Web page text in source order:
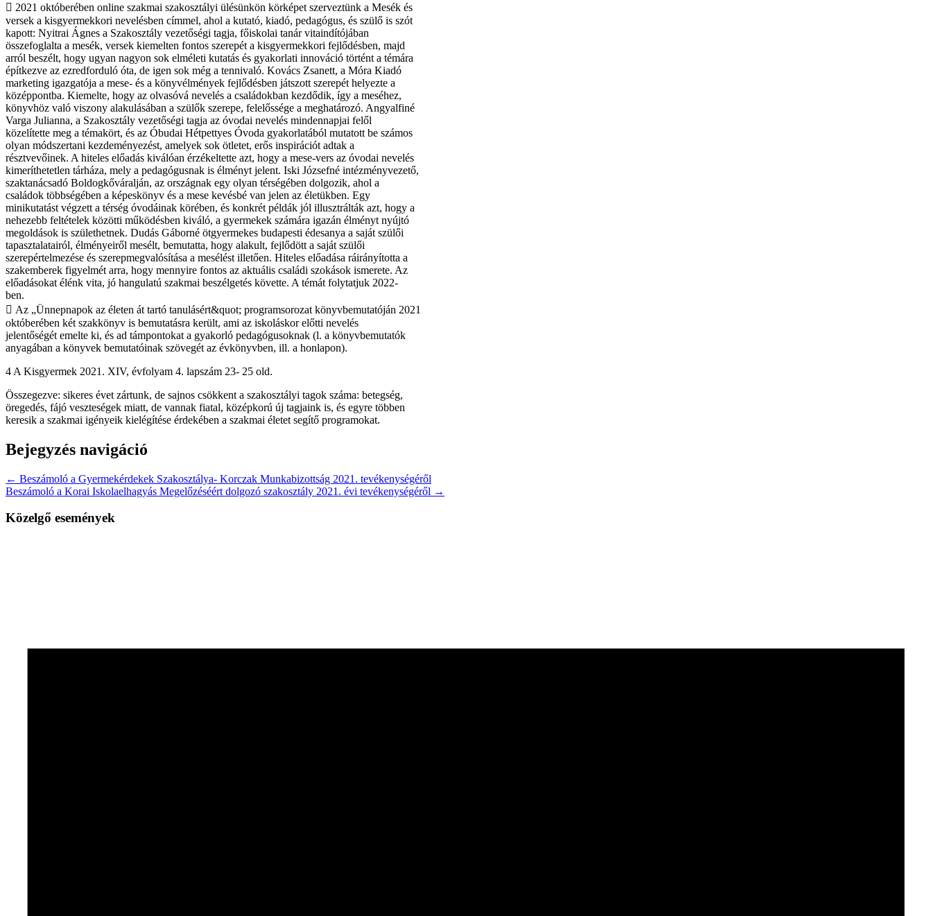
 2021 októberében online szakmai szakosztályi ülésünkön körképet szerveztünk a Mesék és
versek a kisgyermekkori nevelésben címmel, ahol a kutató, kiadó, pedagógus, és szülő is szót
kapott: Nyitrai Ágnes a Szakosztály vezetőségi tagja, főiskolai tanár vitaindítójában
összefoglalta a mesék, versek kiemelten fontos szerepét a kisgyermekkori fejlődésben, majd
arról beszélt, hogy ugyan nagyon sok elméleti kutatás és gyakorlati innováció történt a témára
építkezve az ezredforduló óta, de igen sok még a tennivaló. Kovács Zsanett, a Móra Kiadó
marketing igazgatója a mese- és a könyvélmények fejlődésben játszott szerepét helyezte a
középpontba. Kiemelte, hogy az olvasóvá nevelés a családokban kezdődik, így a meséhez,
könyvhöz való viszony alakulásában a szülők szerepe, felelőssége a meghatározó. Angyalfiné
Varga Julianna, a Szakosztály vezetőségi tagja az óvodai nevelés mindennapjai felől
közelítette meg a témakört, és az Óbudai Hétpettyes Óvoda gyakorlatából mutatott be számos
olyan módszertani kezdeményezést, amelyek sok ötletet, erős inspirációt adtak a
résztvevőinek. A hiteles előadás kiválóan érzékeltette azt, hogy a mese-vers az óvodai nevelés
kimeríthetetlen tárháza, mely a pedagógusnak is élményt jelent. Iski Józsefné intézményvezető,
szaktanácsadó Boldogkőváralján, az országnak egy olyan térségében dolgozik, ahol a
családok többségében a képeskönyv és a mese kevésbé van jelen az életükben. Egy
minikutatást végzett a térség óvodáinak körében, és konkrét példák jól illusztrálták azt, hogy a
nehezebb feltételek közötti működésben kiváló, a gyermekek számára igazán élményt nyújtó
megoldások is születhetnek. Dudás Gáborné ötgyermekes budapesti édesanya a saját szülői
tapasztalatairól, élményeiről mesélt, bemutatta, hogy alakult, fejlődött a saját szülői
szerepértelmezése és szerepmegvalósítása a mesélést illetően. Hiteles előadása ráirányította a
szakemberek figyelmét arra, hogy mennyire fontos az aktuális családi szokások ismerete. Az
előadásokat élénk vita, jó hangulatú szakmai beszélgetés követte. A témát folytatjuk 2022-
ben.
 Az „Ünnepnapok az életen át tartó tanulásért&quot; programsorozat könyvbemutatóján 2021
októberében két szakkönyv is bemutatásra került, ami az iskoláskor előtti nevelés
jelentőségét emelte ki, és ad támpontokat a gyakorló pedagógusoknak (l. a könyvbemutatók
anyagában a könyvek bemutatóinak szövegét az évkönyvben, ill. a honlapon).
4 A Kisgyermek 2021. XIV, évfolyam 4. lapszám 23- 25 old.
Összegezve: sikeres évet zártunk, de sajnos csökkent a szakosztályi tagok száma: betegség,
öregedés, fájó veszteségek miatt, de vannak fiatal, középkorú új tagjaink is, és egyre többen
keresik a szakmai igényeik kielégítése érdekében a szakmai életet segítő programokat.
Bejegyzés navigáció
← Beszámoló a Gyermekérdekek Szakosztálya- Korczak Munkabizottság 2021. tevékenységéről
Beszámoló a Korai Iskolaelhagyás Megelőzéséért dolgozó szakosztály 2021. évi tevékenységéről →
Közelgő események